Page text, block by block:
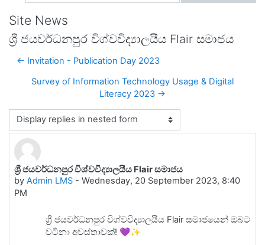
Site News
ශ්‍රී ජයවර්ධනපුර විශ්වවිද්‍යාලයීය Flair සමාජය
← Invitation - Publication Day 2023
Survey of Information Technology Usage & Digital
Literacy 2023 →
Display mode
ශ්‍රී ජයවර්ධනපුර විශ්වවිද්‍යාලයීය Flair සමාජය
by Admin LMS - Wednesday, 20 September 2023, 8:40
PM
Number of replies: 0
ශ්‍රී ජයවර්ධනපුර විශ්වවිද්‍යාලයීය Flair සමාජයෙන් ඔබට
වටිනා අවස්තාවක්! 💜✨